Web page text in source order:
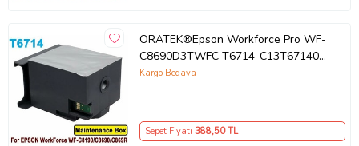
ORATEK®Epson Workforce Pro WF-
C8690D3TWFC T6714-C13T671400
Muadil Atık Kutusu Bakım Tankı
Kargo Bedava
Sepet Fiyatı 388,50 TL